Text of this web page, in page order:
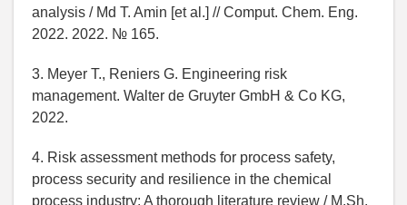
analysis / Md T. Amin [et al.] // Comput. Chem. Eng.
2022. 2022. № 165.
3. Meyer T., Reniers G. Engineering risk
management. Walter de Gruyter GmbH & Co KG,
2022.
4. Risk assessment methods for process safety,
process security and resilience in the chemical
process industry: A thorough literature review / M.Sh.